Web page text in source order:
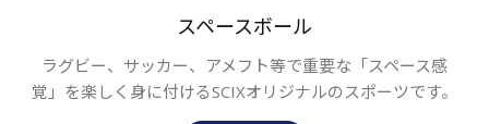
スペースボール
ラグビー、サッカー、アメフト等で重要な「スペース感
覚」を楽しく身に付けるSCIXオリジナルのスポーツです。